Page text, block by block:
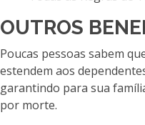
OUTROS
Poucas pessoas sabem
estendem aos
garantindo para sua
por morte.